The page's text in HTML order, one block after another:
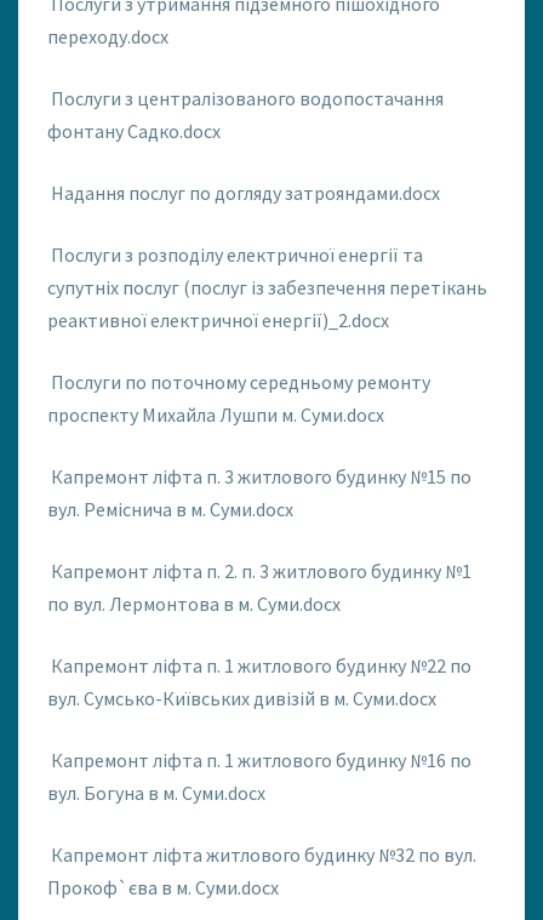
переходу.docx
Послуги з централізованого водопостачання
фонтану Садко.docx
Надання послуг по догляду затрояндами.docx
Послуги з розподілу електричної енергії та
супутніх послуг (послуг із забезпечення перетікань
реактивної електричної енергії)_2.docx
Послуги по поточному середньому ремонту
проспекту Михайла Лушпи м. Суми.docx
Капремонт ліфта п. 3 житлового будинку №15 по
вул. Реміснича в м. Суми.docx
Капремонт ліфта п. 2. п. 3 житлового будинку №1
по вул. Лермонтова в м. Суми.docx
Капремонт ліфта п. 1 житлового будинку №22 по
вул. Сумсько-Київських дивізій в м. Суми.docx
Капремонт ліфта п. 1 житлового будинку №16 по
вул. Богуна в м. Суми.docx
Капремонт ліфта житлового будинку №32 по вул.
Прокоф`єва в м. Суми.docx